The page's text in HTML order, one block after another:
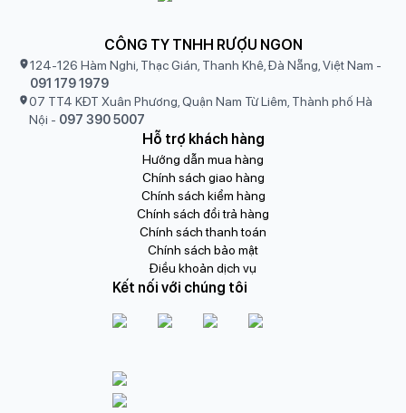
CÔNG TY TNHH RƯỢU NGON
124-126 Hàm Nghi, Thạc Gián, Thanh Khê, Đà Nẵng, Việt Nam -
091 179 1979
07 TT4 KĐT Xuân Phương, Quận Nam Từ Liêm, Thành phố Hà
Nội - 097 390 5007
Hỗ trợ khách hàng
Hướng dẫn mua hàng
Chính sách giao hàng
Chính sách kiểm hàng
Chính sách đổi trả hàng
Chính sách thanh toán
Chính sách bảo mật
Điều khoản dịch vụ
Kết nối với chúng tôi